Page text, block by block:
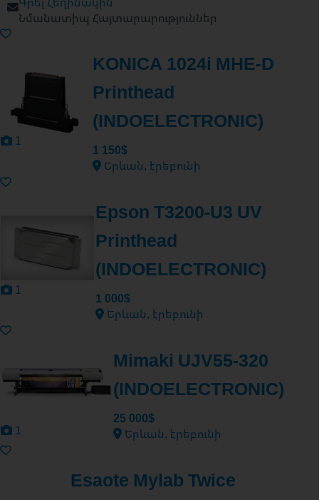
Նմանատիպ Հայտարարություններ
1
KONICA 1024i MHE-D
Printhead
(INDOELECTRONIC)
1 150$
Երևան, էրեբունի
1
Epson T3200-U3 UV
Printhead
(INDOELECTRONIC)
1 000$
Երևան, էրեբունի
1
Mimaki UJV55-320
(INDOELECTRONIC)
25 000$
Երևան, էրեբունի
Esaote Mylab Twice